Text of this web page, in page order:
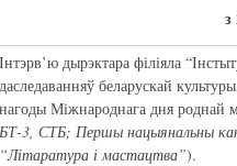
з
Інтэрв’ю дырэктара філіяла
даследаванняў беларускай
нагоды Міжнароднага дня роднай
БТ-3, СТБ; Першы нацыянальны
“Літаратура і мастацтва”).